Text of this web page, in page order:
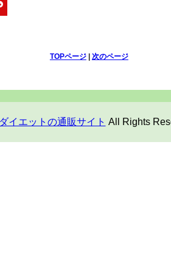
TOPページ| 次のページ
イエットの通販サイト All Rights